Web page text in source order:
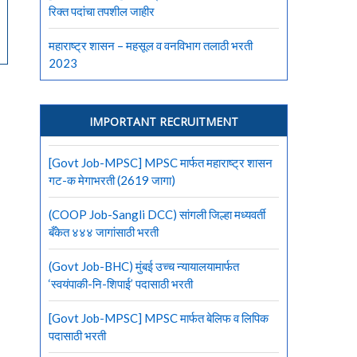
रिक्त पदांचा तपशील जाहीर
महाराष्ट्र शासन – महसूल व वनविभाग तलाठी भरती
2023
IMPORTANT RECRUITMENT
[Govt Job-MPSC] MPSC मार्फत महाराष्ट्र शासन
गट-क मेगाभरती (2619 जागा)
(COOP Job-Sangli DCC) सांगली जिल्हा मध्यवर्ती
बँकेत ४४४ जागांसाठी भरती
(Govt Job-BHC) मुंबई उच्च न्यायालयामार्फत
‘स्वयंपाकी-नि-शिपाई’ पदासाठी भरती
[Govt Job-MPSC] MPSC मार्फत बेलिफ व लिपिक
पदासाठी भरती